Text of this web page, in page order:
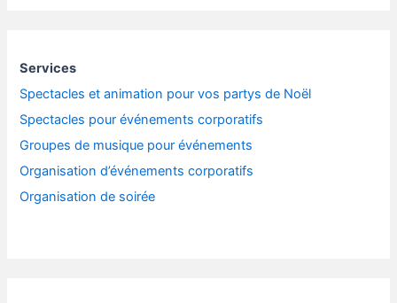
Services
Spectacles et animation pour vos partys de Noël
Spectacles pour événements corporatifs
Groupes de musique pour événements
Organisation d’événements corporatifs
Organisation de soirée